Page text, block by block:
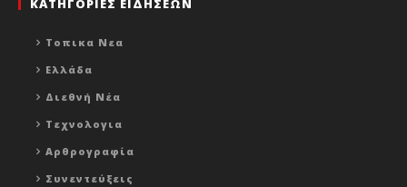
ΚΑΤΗΓΟΡΙΕΣ ΕΙΔΗΣΕΩΝ
Τοπικα Νεα
Ελλάδα
Διεθνή Νέα
Τεχνολογια
Αρθρογραφία
Συνεντεύξεις